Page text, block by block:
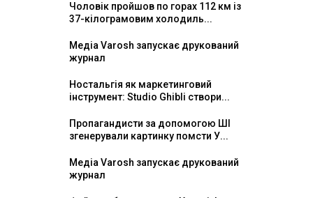
Чоловік пройшов по горах 112 км із
37-кілограмовим холодиль...
Медіа Varosh запускає друкований
журнал
Ностальгія як маркетинговий
інструмент: Studio Ghibli створи...
Пропагандисти за допомогою ШІ
згенерували картинку помсти У...
Медіа Varosh запускає друкований
журнал